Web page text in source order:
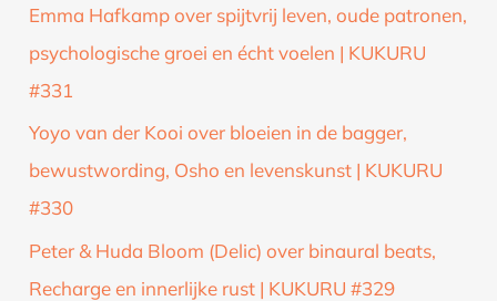
Emma Hafkamp over spijtvrij leven, oude patronen,
psychologische groei en écht voelen | KUKURU
#331
Yoyo van der Kooi over bloeien in de bagger,
bewustwording, Osho en levenskunst | KUKURU
#330
Peter & Huda Bloom (Delic) over binaural beats,
Recharge en innerlijke rust | KUKURU #329